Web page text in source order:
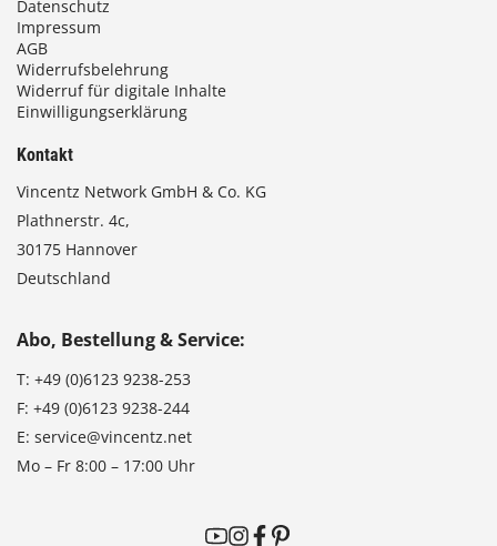
Datenschutz
Impressum
AGB
Widerrufsbelehrung
Widerruf für digitale Inhalte
Einwilligungserklärung
Kontakt
Vincentz Network GmbH & Co. KG
Plathnerstr. 4c,
30175 Hannover
Deutschland
Abo, Bestellung & Service:
T: +49 (0)6123 9238-253
F: +49 (0)6123 9238-244
E: service@vincentz.net
Mo – Fr 8:00 – 17:00 Uhr